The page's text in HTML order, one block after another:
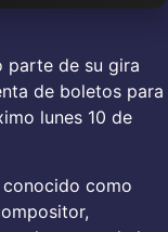
parte de su gira
de boletos para
lunes 10 de
conocido como